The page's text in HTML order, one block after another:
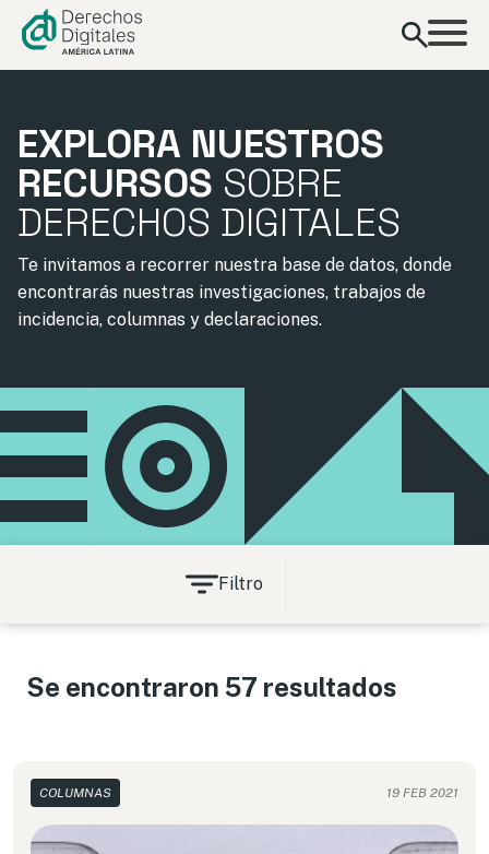
contenido
EXPLORA NUESTROS
RECURSOS SOBRE
DERECHOS DIGITALES
Te invitamos a recorrer nuestra base de datos, donde
encontrarás nuestras investigaciones, trabajos de
incidencia, columnas y declaraciones.
Filtro
Se encontraron 57 resultados
COLUMNAS 19 FEB 2021